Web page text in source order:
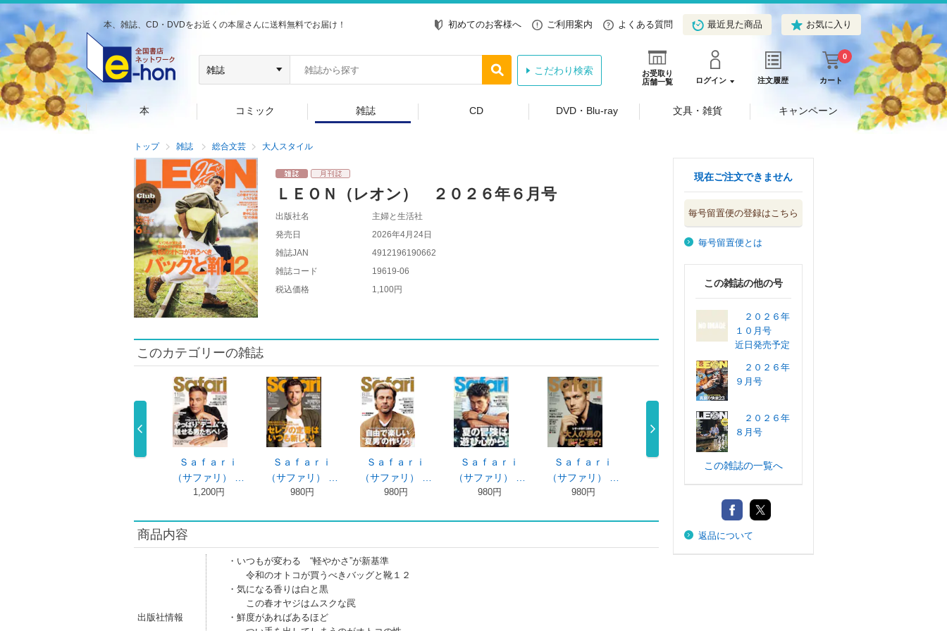
本、雑誌、CD・DVDをお近くの本屋さんに送料無料でお届け！ 初めてのお客様へ ご利用案内 よくある質問 最近見た商品 お気に入り
お受取り
店舗一覧
ログイン 注文履歴 カート
0
こだわり検索
本 コミック 雑誌 CD DVD・Blu-ray 文具・雑貨 キャンペーン
トップ 雑誌 総合文芸 大人スタイル
ＬＥＯＮ（レオン） ２０２６年６月号
出版社名
主婦と生活社
発売日
2026年4月24日
雑誌JAN
4912196190662
雑誌コード
19619-06
税込価格
1,100円
このカテゴリーの雑誌
Ｓａｆａｒｉ
Ｓａｆａｒｉ
（サファリ） …
1,200円
Ｓａｆａｒｉ
（サファリ） …
980円
Ｓａｆａｒｉ
（サファリ） …
980円
Ｓａｆａｒｉ
（サファリ） …
980円
Ｓａｆａｒｉ
（サファリ） …
980円
Ｓａｆａｒｉ
Ｓａｆａｒｉ
商品内容
出版社情報
・いつもが変わる “軽やかさ”が新基準
令和のオトコが買うべきバッグと靴１２
・気になる香りは白と黒
この春オヤジはムスクな罠
・鮮度があればあるほど
現在ご注文できません
毎号留置便の登録はこちら
毎号留置便とは
この雑誌の他の号
２０２６年
１０月号
近日発売予定
２０２６年
９月号
２０２６年
８月号
この雑誌の一覧へ
返品について